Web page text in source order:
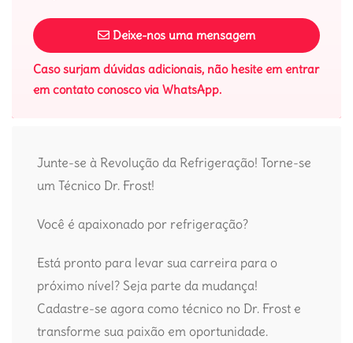
Deixe-nos uma mensagem
Caso surjam dúvidas adicionais, não hesite em entrar
em contato conosco via WhatsApp.
Junte-se à Revolução da Refrigeração! Torne-se
um Técnico Dr. Frost!
Você é apaixonado por refrigeração?
Está pronto para levar sua carreira para o
próximo nível? Seja parte da mudança!
Cadastre-se agora como técnico no Dr. Frost e
transforme sua paixão em oportunidade.